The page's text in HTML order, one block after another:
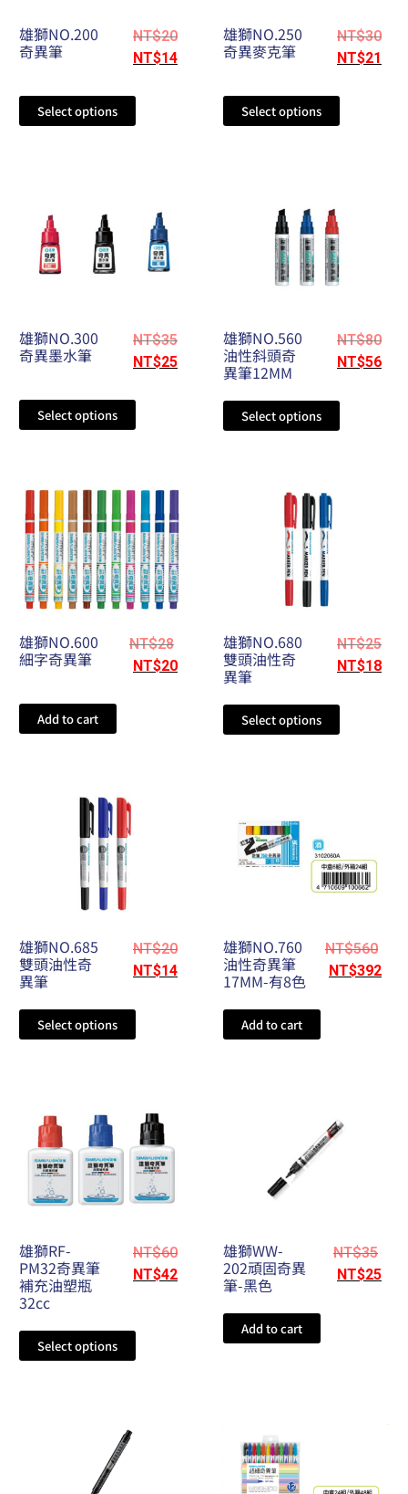
雄獅NO.200
奇異筆
NT$20
NT$14
Select options
雄獅NO.250
奇異麥克筆
NT$30
NT$21
Select options
雄獅NO.300
奇異墨水筆
NT$35
NT$25
Select options
雄獅NO.560
油性斜頭奇
異筆12MM
NT$80
NT$56
Select options
雄獅NO.600
細字奇異筆
NT$28
NT$20
Add to cart
雄獅NO.680
雙頭油性奇
異筆
NT$25
NT$18
Select options
雄獅NO.685
雙頭油性奇
異筆
NT$20
NT$14
Select options
雄獅NO.760
油性奇異筆
17MM-有8色
NT$560
NT$392
Add to cart
雄獅RF-
PM32奇異筆
補充油塑瓶
32cc
NT$60
NT$42
Select options
雄獅WW-
202頑固奇異
筆-黑色
NT$35
NT$25
Add to cart